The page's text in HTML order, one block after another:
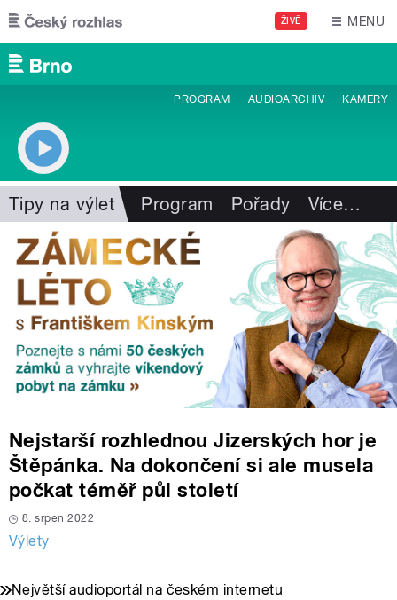
Přejít k hlavnímu obsahu
ŽIVĚ MENU
PROGRAM AUDIOARCHIV KAMERY
Tipy na výlet Program Pořady Více…
Nejstarší rozhlednou Jizerských hor je
Štěpánka. Na dokončení si ale musela
počkat téměř půl století
8. srpen 2022
Výlety
Největší audioportál na českém internetu